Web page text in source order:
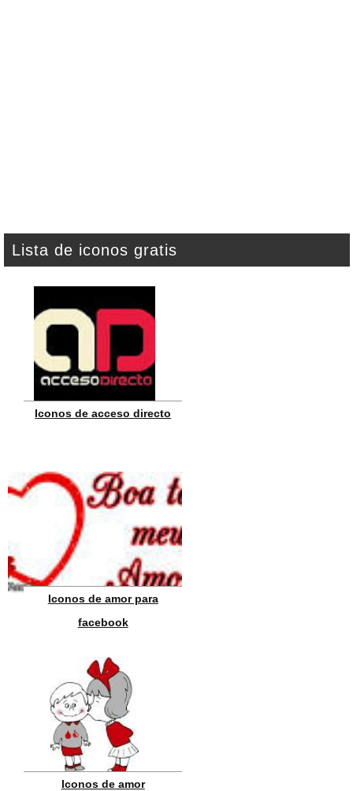
Lista de iconos gratis
Iconos de acceso directo
Iconos de amor para
facebook
Iconos de amor